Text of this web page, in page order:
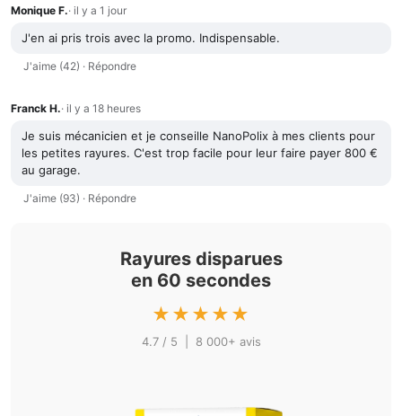
Rayures disparues
en 60 secondes
★★★★★
4.7 / 5 | 8 000+ avis
Monique F.· il y a 1 jour
J'en ai pris trois avec la promo. Indispensable.
J'aime (42) · Répondre
Franck H.· il y a 18 heures
Je suis mécanicien et je conseille NanoPolix à mes clients pour
les petites rayures. C'est trop facile pour leur faire payer 800 €
au garage.
J'aime (93) · Répondre